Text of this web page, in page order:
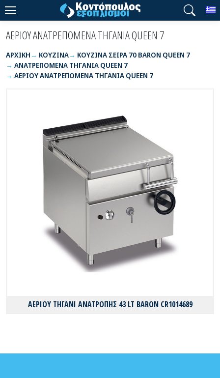
ΑΕΡΙΟΥ ΑΝΑΤΡΕΠΟΜΕΝΑ ΤΗΓΑΝΙΑ QUEEN 7
ΑΡΧΙΚΉ ΚΟΥΖΙΝΑ
ΚΟΥΖΙΝΑ ΣΕΙΡΑ 70 BARON QUEEN 7
ΑΝΑΤΡΕΠΟΜΕΝΑ ΤΗΓΑΝΙΑ QUEEN 7
ΑΕΡΙΟΥ ΑΝΑΤΡΕΠΟΜΕΝΑ ΤΗΓΑΝΙΑ QUEEN 7
ΑΕΡΙΟΥ ΤΗΓΑΝΙ ΑΝΑΤΡΟΠΗΣ 43 LT BARON CR1014689